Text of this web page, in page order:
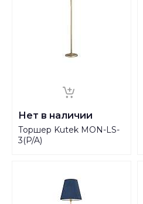
Нет в наличии
Торшер Kutek MON-LS-
3(P/A)